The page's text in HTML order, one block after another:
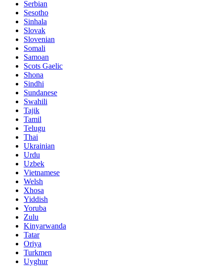
Serbian
Sesotho
Sinhala
Slovak
Slovenian
Somali
Samoan
Scots Gaelic
Shona
Sindhi
Sundanese
Swahili
Tajik
Tamil
Telugu
Thai
Ukrainian
Urdu
Uzbek
Vietnamese
Welsh
Xhosa
Yiddish
Yoruba
Zulu
Kinyarwanda
Tatar
Oriya
Turkmen
Uyghur